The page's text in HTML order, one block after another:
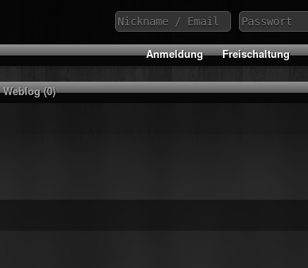
Anmeldung Freischaltung
Weblog (0)